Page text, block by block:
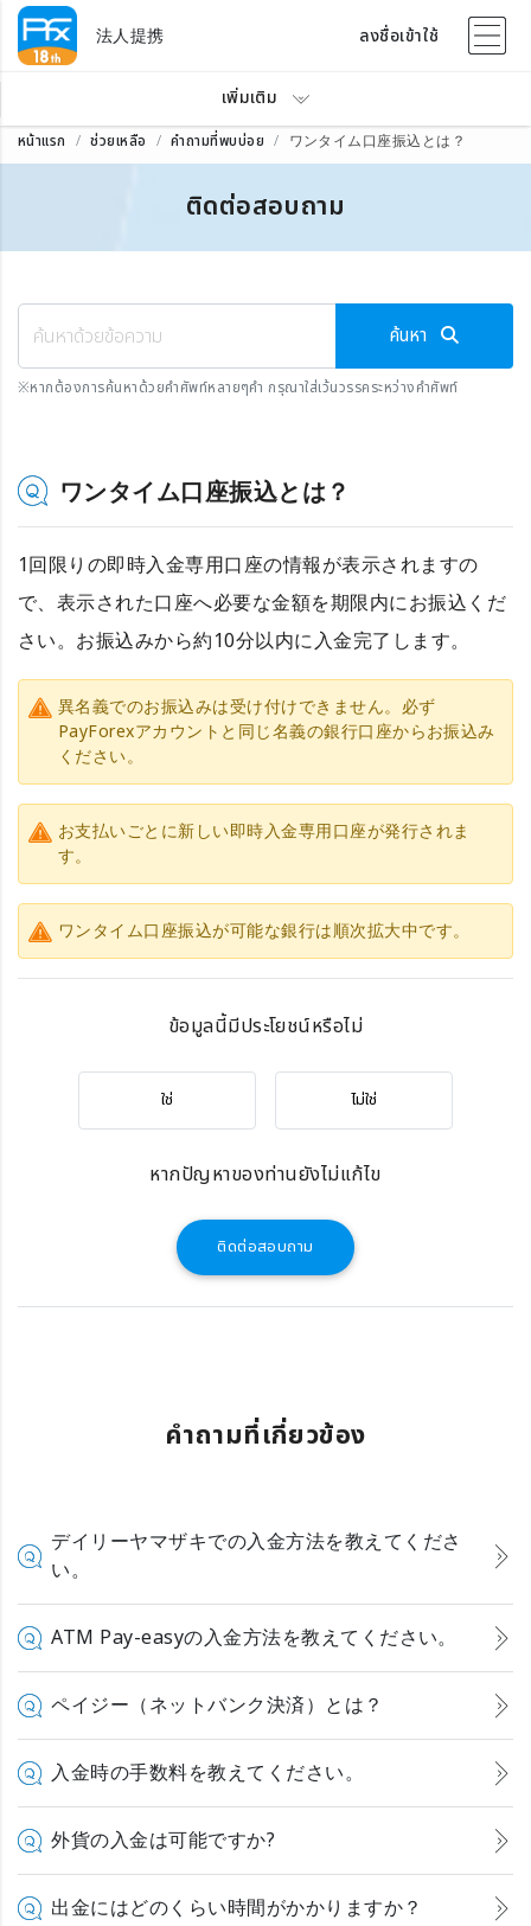
法人提携 ลงชื่อเข้าใช้
เพิ่มเติม
หน้าแรก ช่วยเหลือ คำถามที่พบบ่อย ワンタイム口座振込とは？
ติดต่อสอบถาม
ค้นหา
※หากต้องการค้นหาด้วยคำศัพท์หลายๆคำ กรุณาใส่เว้นวรรคระหว่างคำศัพท์
ワンタイム口座振込とは？
1回限りの即時入金専用口座の情報が表示されますの
で、表示された口座へ必要な金額を期限内にお振込くだ
さい。お振込みから約10分以内に入金完了します。
異名義でのお振込みは受け付けできません。必ず
PayForexアカウントと同じ名義の銀行口座からお振込み
ください。
お支払いごとに新しい即時入金専用口座が発行されま
す。
ワンタイム口座振込が可能な銀行は順次拡大中です。
ข้อมูลนี้มีประโยชน์หรือไม่
ใช่ ไม่ใช่
หากปัญหาของท่านยังไม่แก้ไข
ติดต่อสอบถาม
คำถามที่เกี่ยวข้อง
デイリーヤマザキでの入金方法を教えてくださ
い。
ATM Pay-easyの入金方法を教えてください。
ペイジー（ネットバンク決済）とは？
入金時の手数料を教えてください。
外貨の入金は可能ですか?
出金にはどのくらい時間がかかりますか？